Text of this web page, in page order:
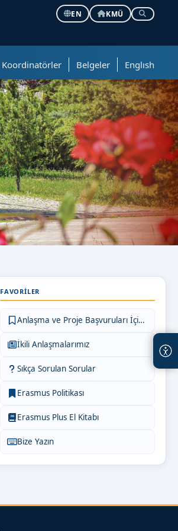
EN
KMÜ
Koordinatörler Belgeler Englısh
FAVORILER
Anlaşma ve Proje Başvuruları İçin Bilgiler
İkili Anlaşmalarımız
Sıkça Sorulan Sorular
Erasmus Politikası
Erasmus Plus El Kitabı
Bize Yazın